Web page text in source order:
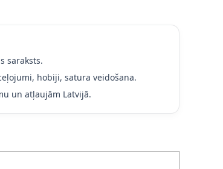
saraksts.
hobiji, satura veidošana.
un atļaujām Latvijā.